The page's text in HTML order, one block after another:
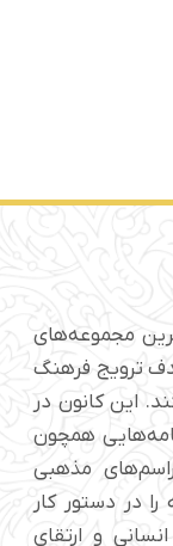
مجموعه‌های
ایران است که از سال ۱۳۷۶ با هدف ترویج فرهنگ
این کانون در
همچون
مذهبی
در دستور کار
و ارتقای